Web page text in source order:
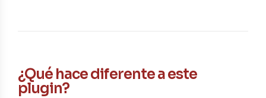
¿Qué hace diferente a este
plugin?